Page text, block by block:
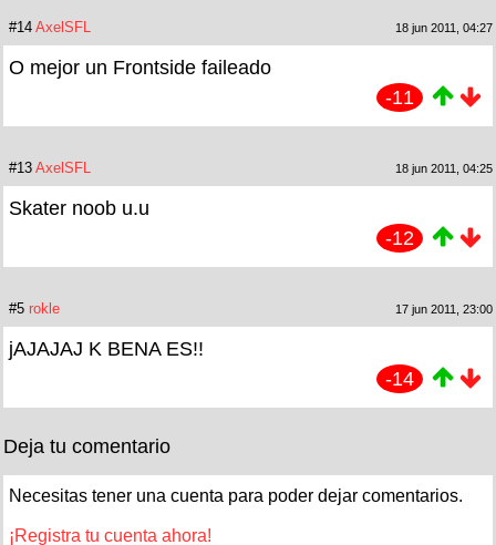
#14 AxelSFL 18 jun 2011, 04:27
O mejor un Frontside faileado
-11
#13 AxelSFL 18 jun 2011, 04:25
Skater noob u.u
-12
#5 rokle 17 jun 2011, 23:00
jAJAJAJ K BENA ES!!
-14
Deja tu comentario
Necesitas tener una cuenta para poder dejar comentarios.
¡Registra tu cuenta ahora!